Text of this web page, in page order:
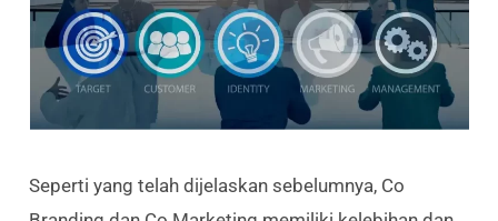
Seperti yang telah dijelaskan sebelumnya, Co